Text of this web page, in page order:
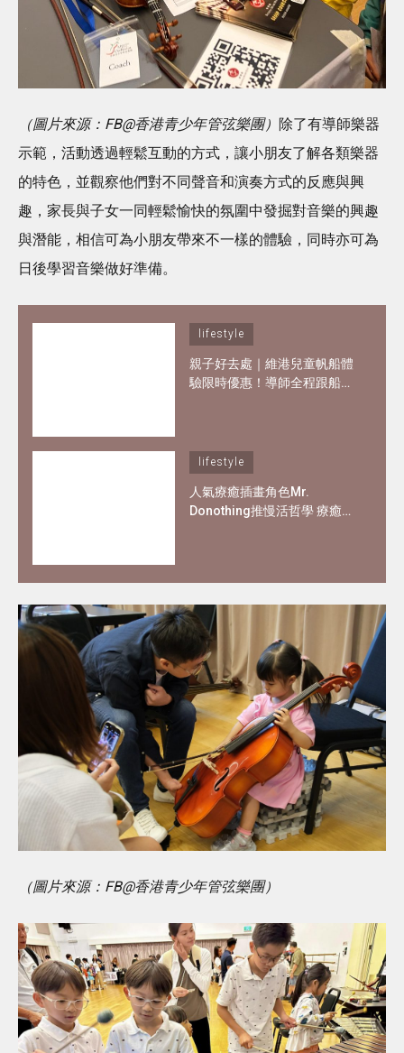
（圖片來源：FB@香港青少年管弦樂團） 除了有導師樂器
示範，活動透過輕鬆互動的方式，讓小朋友了解各類樂器
的特色，並觀察他們對不同聲音和演奏方式的反應與興
趣，家長與子女一同輕鬆愉快的氛圍中發掘對音樂的興趣
與潛能，相信可為小朋友帶來不一樣的體驗，同時亦可為
日後學習音樂做好準備。
lifestyle
親子好去處｜維港兒童帆船體
驗限時優惠！導師全程跟船、
lifestyle
人氣療癒插畫角色Mr.
Donothing推慢活哲學 療癒在
（圖片來源：FB@香港青少年管弦樂團）